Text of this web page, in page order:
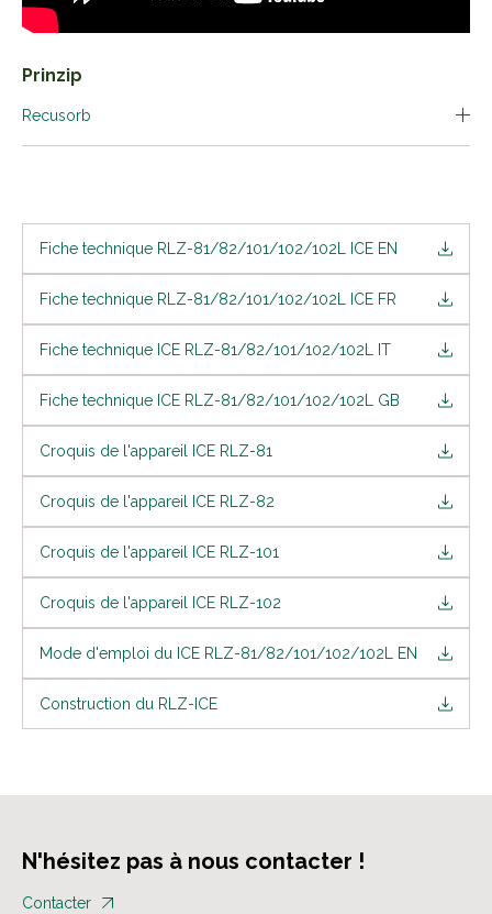
Prinzip
Recusorb
Fiche technique RLZ-81/82/101/102/102L ICE EN
Fiche technique RLZ-81/82/101/102/102L ICE FR
Fiche technique ICE RLZ-81/82/101/102/102L IT
Fiche technique ICE RLZ-81/82/101/102/102L GB
Croquis de l'appareil ICE RLZ-81
Croquis de l'appareil ICE RLZ-82
Croquis de l'appareil ICE RLZ-101
Croquis de l'appareil ICE RLZ-102
Mode d'emploi du ICE RLZ-81/82/101/102/102L EN
Construction du RLZ-ICE
N'hésitez pas à nous contacter !
Contacter